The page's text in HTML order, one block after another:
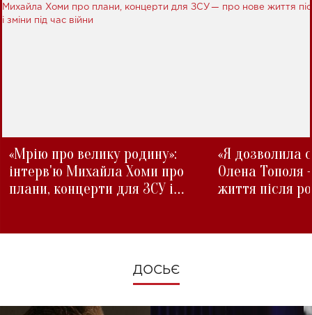
«Мрію про велику родину»:
інтерв'ю Михайла Хоми про
плани, концерти для ЗСУ і
«Я дозволила
Олена Тополя
життя після
ДОСЬЄ